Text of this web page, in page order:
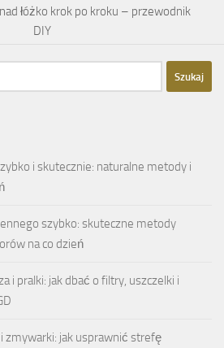
łóżko krok po kroku – przewodnik
DIY
i skutecznie: naturalne metody i
szybko: skuteczne metody
na co dzień
i pralki: jak dbać o filtry, uszczelki i
zmywarki: jak usprawnić strefę